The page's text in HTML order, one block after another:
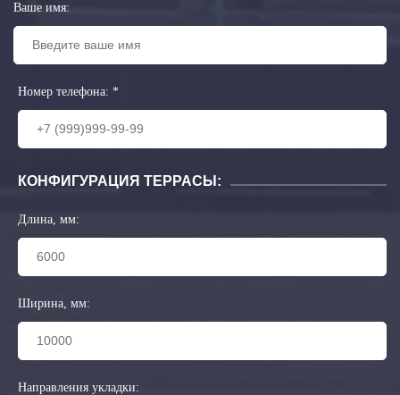
Ваше имя:
Номер телефона: *
КОНФИГУРАЦИЯ ТЕРРАСЫ:
Длина, мм:
Ширина, мм:
Направления укладки: